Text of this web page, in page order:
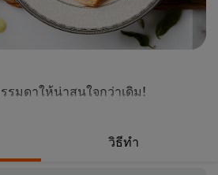
รมดาให้น่าสนใจกว่าเดิม!
วิธีทำ